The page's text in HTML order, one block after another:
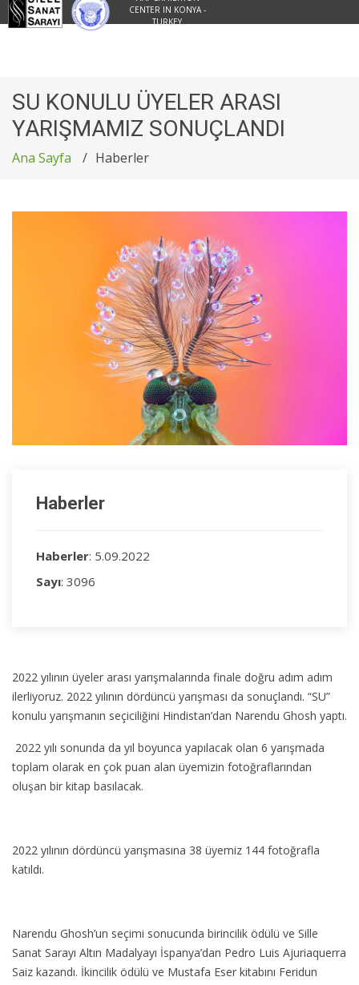
CENTER IN KONYA -
TURKEY
SU KONULU ÜYELER ARASI
YARIŞMAMIZ SONUÇLANDI
Ana Sayfa Haberler
Haberler
Haberler: 5.09.2022
Sayı: 3096
2022 yılının üyeler arası yarışmalarında finale doğru adım adım
ilerliyoruz. 2022 yılının dördüncü yarışması da sonuçlandı. “SU”
konulu yarışmanın seçiciliğini Hindistan’dan Narendu Ghosh yaptı.
2022 yılı sonunda da yıl boyunca yapılacak olan 6 yarışmada
toplam olarak en çok puan alan üyemizin fotoğraflarından
oluşan bir kitap basılacak.
2022 yılının dördüncü yarışmasına 38 üyemiz 144 fotoğrafla
katıldı.
Narendu Ghosh’un seçimi sonucunda birincilik ödülü ve Sille
Sanat Sarayı Altın Madalyayı İspanya’dan Pedro Luis Ajuriaquerra
Saiz kazandı. İkincilik ödülü ve Mustafa Eser kitabını Feridun